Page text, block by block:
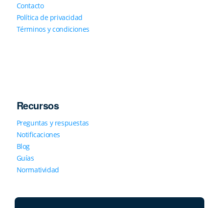
Contacto
Política de privacidad
Términos y condiciones
Recursos
Preguntas y respuestas
Notificaciones
Blog
Guías
Normatividad